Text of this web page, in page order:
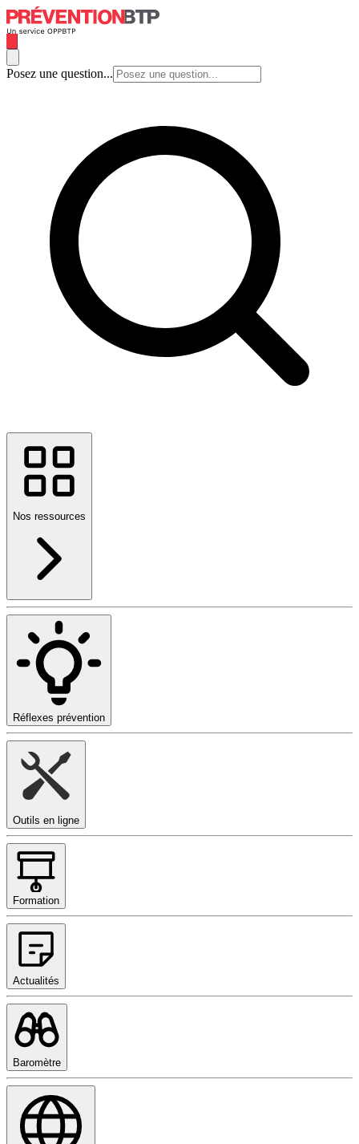
Posez une question...
Nos ressources
Réflexes prévention
Outils en ligne
Formation
Actualités
Baromètre